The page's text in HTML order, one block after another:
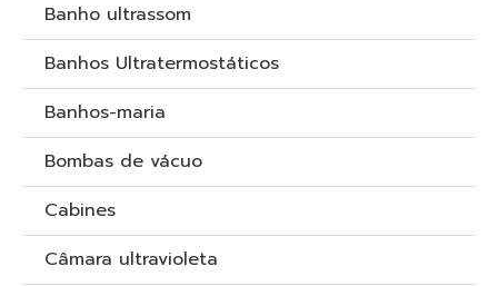
Banho ultrassom
Banhos Ultratermostáticos
Banhos-maria
Bombas de vácuo
Cabines
Câmara ultravioleta